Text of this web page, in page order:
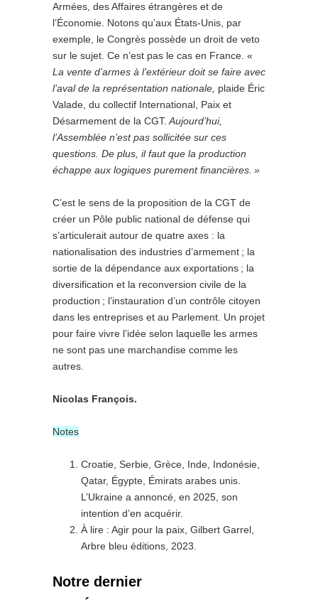
Armées, des Affaires étrangères et de
l’Économie. Notons qu’aux États-Unis, par
exemple, le Congrès possède un droit de veto
sur le sujet. Ce n’est pas le cas en France. «
La vente d’armes à l’extérieur doit se faire avec
l’aval de la représentation nationale, plaide Éric
Valade, du collectif International, Paix et
Désarmement de la CGT. Aujourd’hui,
l’Assemblée n’est pas sollicitée sur ces
questions. De plus, il faut que la production
échappe aux logiques purement financières. »
C’est le sens de la proposition de la CGT de
créer un Pôle public national de défense qui
s’articulerait autour de quatre axes : la
nationalisation des industries d’armement ; la
sortie de la dépendance aux exportations ; la
diversification et la reconversion civile de la
production ; l’instauration d’un contrôle citoyen
dans les entreprises et au Parlement. Un projet
pour faire vivre l’idée selon laquelle les armes
ne sont pas une marchandise comme les
autres.
Nicolas François.
Notes
Croatie, Serbie, Grèce, Inde, Indonésie,
Qatar, Égypte, Émirats arabes unis.
L’Ukraine a annoncé, en 2025, son
intention d’en acquérir.
À lire : Agir pour la paix, Gilbert Garrel,
Arbre bleu éditions, 2023.
Notre dernier